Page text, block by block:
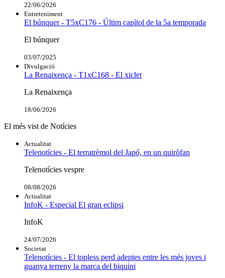
22/06/2026
Entreteniment
El búnquer - T5xC176 - Últim capítol de la 5a temporada
El búnquer
03/07/2025
Divulgació
La Renaixença - T1xC168 - El xiclet
La Renaixença
18/06/2026
El més vist de Notícies
Actualitat
Telenotícies - El terratrèmol del Japó, en un quiròfan
Telenotícies vespre
08/08/2026
Actualitat
InfoK - Especial El gran eclipsi
InfoK
24/07/2026
Societat
Telenotícies - El topless perd adeptes entre les més joves i
guanya terreny la marca del biquini